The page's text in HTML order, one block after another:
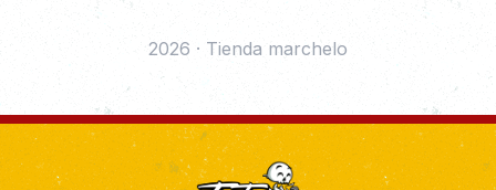
2026 · Tienda marchelo